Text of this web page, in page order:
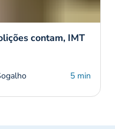
contam, IMT
5 min